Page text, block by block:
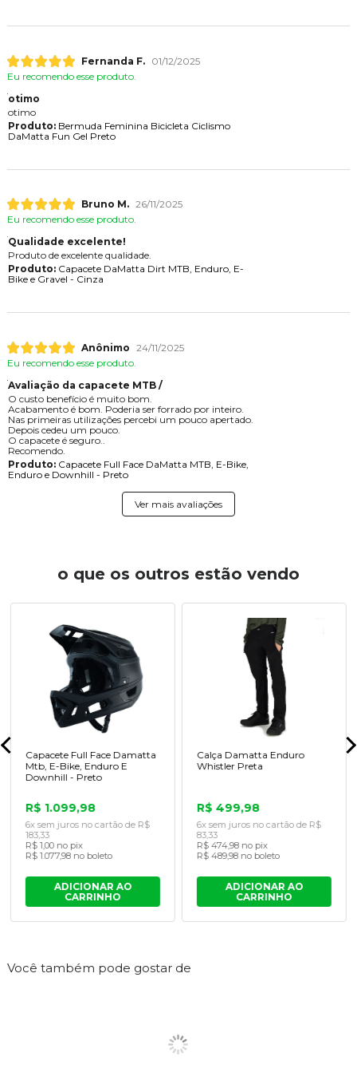
Fernanda F.
01/12/2025
Eu recomendo esse produto.
otimo
otimo
Produto:Bermuda Feminina Bicicleta Ciclismo
DaMatta Fun Gel Preto
Bruno M. 26/11/2025
Eu recomendo esse produto.
Qualidade excelente!
Produto de excelente qualidade.
Produto:Capacete DaMatta Dirt MTB, Enduro, E-
Bike e Gravel - Cinza
Anônimo 24/11/2025
Eu recomendo esse produto.
Avaliação da capacete MTB /
O custo benefício é muito bom.
Acabamento é bom. Poderia ser forrado por inteiro.
Nas primeiras utilizações percebi um pouco apertado.
Depois cedeu um pouco.
O capacete é seguro..
Recomendo.
Produto:Capacete Full Face DaMatta MTB, E-Bike,
Enduro e Downhill - Preto
Ver mais avaliações
o que os outros estão vendo
Capacete Full Face Damatta
Mtb, E-Bike, Enduro E
Downhill - Preto
R$ 1.099,98
6x sem juros no cartão de R$
183,33
R$ 1,00 no pix
R$ 1.077,98 no boleto
ADICIONAR AO
CARRINHO
Calça Damatta Enduro
Whistler Preta
R$ 499,98
6x sem juros no cartão de R$
83,33
R$ 474,98 no pix
R$ 489,98 no boleto
ADICIONAR AO
CARRINHO
Você também pode gostar de